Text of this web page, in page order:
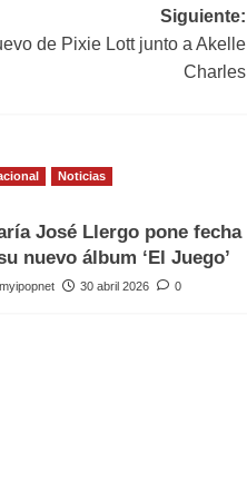
Siguiente:
de Pixie Lott junto a Akelle
Charles
Noticias
José Llergo pone fecha
nuevo álbum ‘El Juego’
myipopnet 30 abril 2026 0